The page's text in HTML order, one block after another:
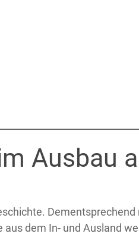
Ausbau
Dementsprechend
dem In- und Ausland